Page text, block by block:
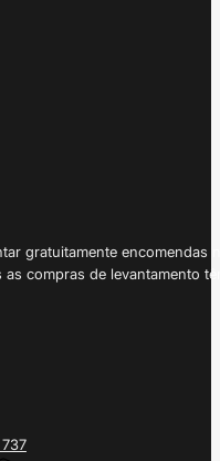
gratuitamente
compras de levantamento